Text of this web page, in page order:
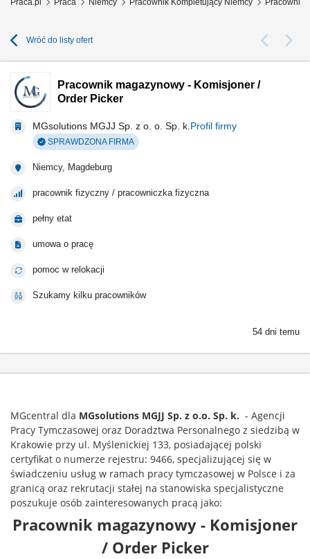
Praca.pl Praca Niemcy Pracownik Kompletujący Niemcy Pracownik
Wróć do listy ofert
Pracownik magazynowy - Komisjoner /
Order Picker
MGsolutions MGJJ Sp. z o. o. Sp. k. Profil firmy
SPRAWDZONA FIRMA
Niemcy, Magdeburg
pracownik fizyczny / pracowniczka fizyczna
pełny etat
umowa o pracę
pomoc w relokacji
Szukamy kilku pracowników
54 dni temu
MGcentral dla MGsolutions MGJJ Sp. z o.o. Sp. k. - Agencji
Pracy Tymczasowej oraz Doradztwa Personalnego z siedzibą w
Krakowie przy ul. Myślenickiej 133, posiadającej polski
certyfikat o numerze rejestru: 9466, specjalizującej się w
świadczeniu usług w ramach pracy tymczasowej w Polsce i za
granicą oraz rekrutacji stałej na stanowiska specjalistyczne
poszukuje osób zainteresowanych pracą jako:
Pracownik magazynowy - Komisjoner
/ Order Picker